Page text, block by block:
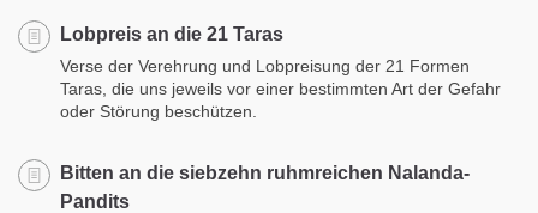
Lobpreis an die 21 Taras
Verse der Verehrung und Lobpreisung der 21 Formen
Taras, die uns jeweils vor einer bestimmten Art der Gefahr
oder Störung beschützen.
Bitten an die siebzehn ruhmreichen Nalanda-
Pandits